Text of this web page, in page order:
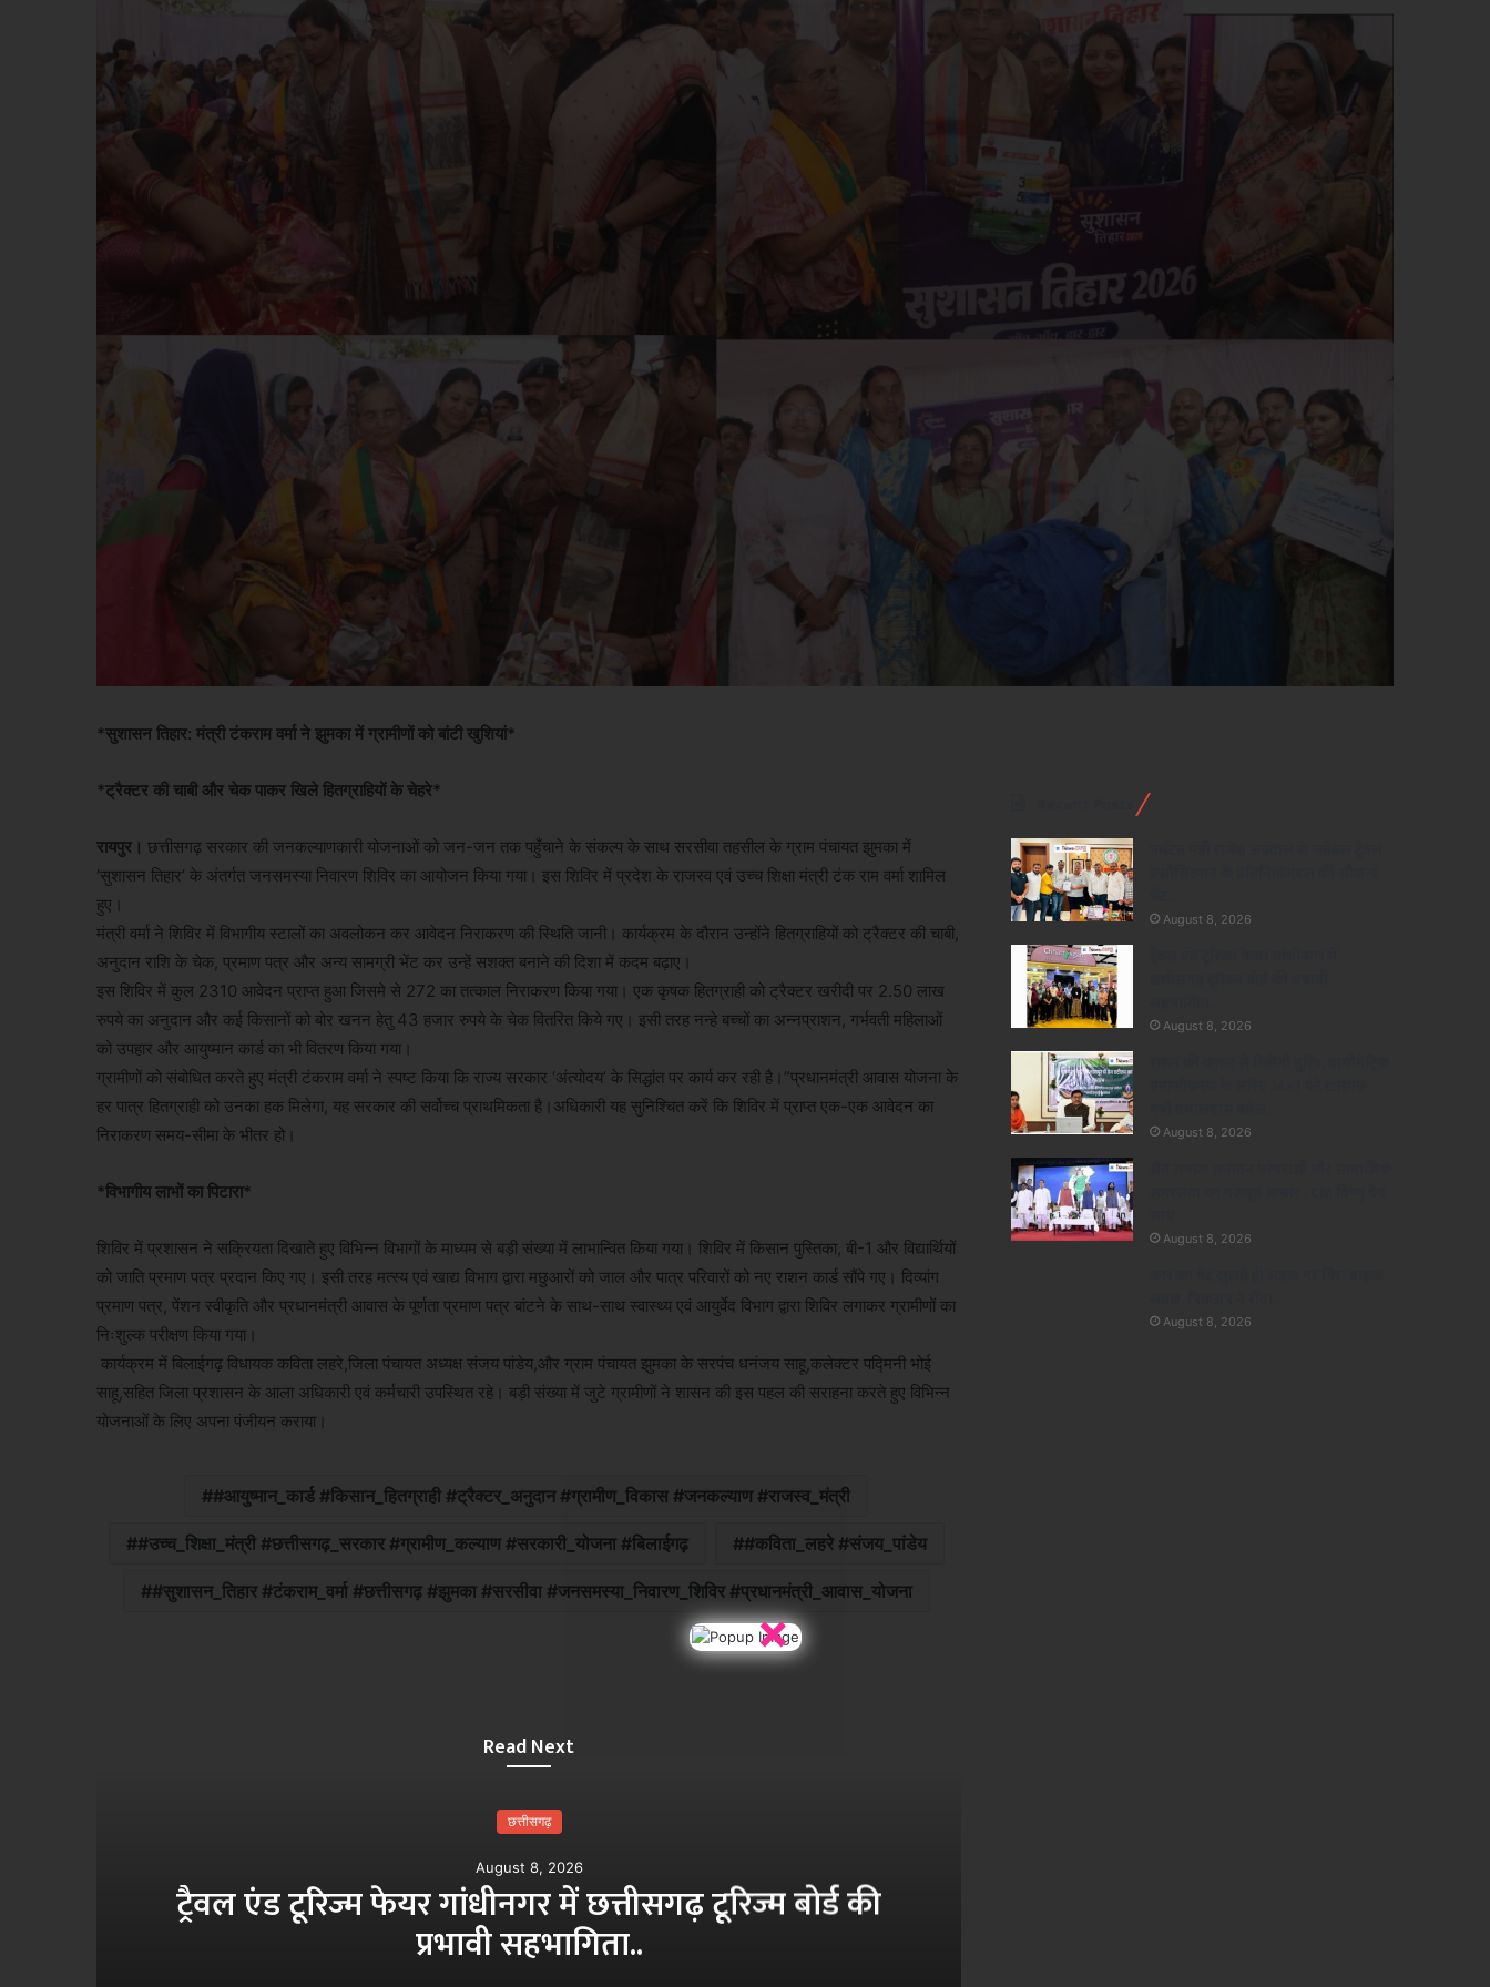
*​सुशासन तिहार: मंत्री टंकराम वर्मा ने झुमका में ग्रामीणों को बांटी खुशियां*
*ट्रैक्टर की चाबी और चेक पाकर खिले हितग्राहियों के चेहरे*
​रायपुर। छत्तीसगढ़ सरकार की जनकल्याणकारी योजनाओं को जन-जन तक पहुँचाने के संकल्प के साथ सरसीवा तहसील के ग्राम पंचायत झुमका में
‘सुशासन तिहार’ के अंतर्गत जनसमस्या निवारण शिविर का आयोजन किया गया। इस शिविर में प्रदेश के राजस्व एवं उच्च शिक्षा मंत्री टंक राम वर्मा शामिल
हुए।
मंत्री वर्मा ने शिविर में विभागीय स्टालों का अवलोकन कर आवेदन निराकरण की स्थिति जानी। कार्यक्रम के दौरान उन्होंने हितग्राहियों को ट्रैक्टर की चाबी,
अनुदान राशि के चेक, प्रमाण पत्र और अन्य सामग्री भेंट कर उन्हें सशक्त बनाने की दिशा में कदम बढ़ाए।
इस ​शिविर में ​कुल 2310 आवेदन प्राप्त हुआ जिसमे से 272 का ​तत्काल निराकरण किया गया। एक कृषक हितग्राही को ट्रैक्टर खरीदी पर 2.50 लाख
रुपये का अनुदान और कई किसानों को बोर खनन हेतु 43 हजार रुपये के चेक वितरित किये गए। इसी तरह नन्हे बच्चों का अन्नप्राशन, गर्भवती महिलाओं
को उपहार और आयुष्मान कार्ड का भी वितरण किया गया।
​ग्रामीणों को संबोधित करते हुए मंत्री टंकराम वर्मा ने स्पष्ट किया कि राज्य सरकार ‘अंत्योदय’ के सिद्धांत पर कार्य कर रही है।​”प्रधानमंत्री आवास योजना के
हर पात्र हितग्राही को उनका हक मिलेगा, यह सरकार की सर्वोच्च प्राथमिकता है।अधिकारी यह सुनिश्चित करें कि शिविर में प्राप्त एक-एक आवेदन का
निराकरण समय-सीमा के भीतर हो।
*​विभागीय लाभों का पिटारा*
​शिविर में प्रशासन ने सक्रियता दिखाते हुए विभिन्न विभागों के माध्यम से बड़ी संख्या में लाभान्वित किया गया। शिविर में किसान पुस्तिका, बी-1 और विद्यार्थियों
को जाति प्रमाण पत्र प्रदान किए गए। इसी तरह ​मत्स्य एवं खाद्य विभाग द्वारा मछुआरों को जाल और पात्र परिवारों को नए राशन कार्ड सौंपे गए। दिव्यांग
प्रमाण पत्र, पेंशन स्वीकृति और प्रधानमंत्री आवास के पूर्णता प्रमाण पत्र बांटने के साथ-साथ स्वास्थ्य एवं आयुर्वेद विभाग द्वारा शिविर लगाकर ग्रामीणों का
निःशुल्क परीक्षण किया गया।
​ ​कार्यक्रम में बिलाईगढ़ विधायक कविता लहरे,जिला पंचायत अध्यक्ष संजय पांडेय,और ग्राम पंचायत झुमका के सरपंच धनंजय साहू,कलेक्टर पद्मिनी भोई
साहू,सहित जिला प्रशासन के आला अधिकारी एवं कर्मचारी उपस्थित रहे। बड़ी संख्या में जुटे ग्रामीणों ने शासन की इस पहल की सराहना करते हुए विभिन्न
योजनाओं के लिए अपना पंजीयन कराया।
#आयुष्मान_कार्ड #किसान_हितग्राही #ट्रैक्टर_अनुदान #ग्रामीण_विकास #जनकल्याण #राजस्व_मंत्री
#उच्च_शिक्षा_मंत्री #छत्तीसगढ़_सरकार #ग्रामीण_कल्याण #सरकारी_योजना #बिलाईगढ़ #कविता_लहरे #संजय_पांडेय
#सुशासन_तिहार #टंकराम_वर्मा #छत्तीसगढ़ #झुमका #सरसीवा #जनसमस्या_निवारण_शिविर #प्रधानमंत्री_आवास_योजना
Read Next
टूरिज्म बोर्ड की राशन की कतार से मिलेगी मुक्ति, बायोमेट्रिक प्रमाणीकरण के
जरिए 24×7 घंटे खाद्यान्न- मंत्री दयालदास बघेल..
×
August 8, 2026
August 8, 2026
August 8, 2026
August 8, 2026
August 8, 2026